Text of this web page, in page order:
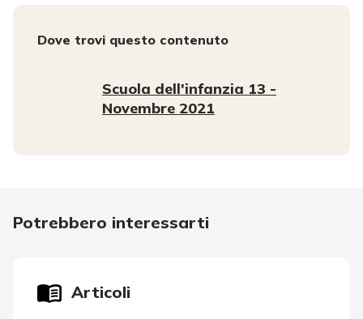
Dove trovi questo contenuto
Scuola dell'infanzia 13 -
Novembre 2021
Potrebbero interessarti
Articoli